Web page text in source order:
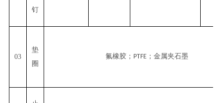
钉
03
垫
圈
氟橡胶； PTFE ；金属夹石墨